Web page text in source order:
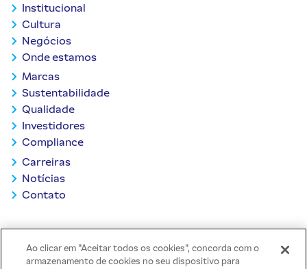
Institucional
Cultura
Negócios
Onde estamos
Marcas
Sustentabilidade
Qualidade
Investidores
Compliance
Carreiras
Notícias
Contato
VOLTAR AO TOPO
Ao clicar em "Aceitar todos os cookies", concorda com o
armazenamento de cookies no seu dispositivo para